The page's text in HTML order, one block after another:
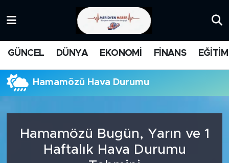
GÜNCEL DÜNYA EKONOMİ FİNANS EĞİTİM
Hamamözü Hava Durumu
Hamamözü Bugün, Yarın ve 1
Haftalık Hava Durumu
FİNANS
Süper Lig Puan Durumu ve Fikstür